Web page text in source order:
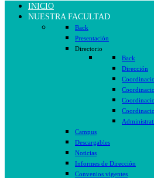
INICIO
NUESTRA FACULTAD
Back
Presentación
Directorio
Back
Dirección
Campus
Descargables
Noticias
Informes de Dirección
Convenios vigentes